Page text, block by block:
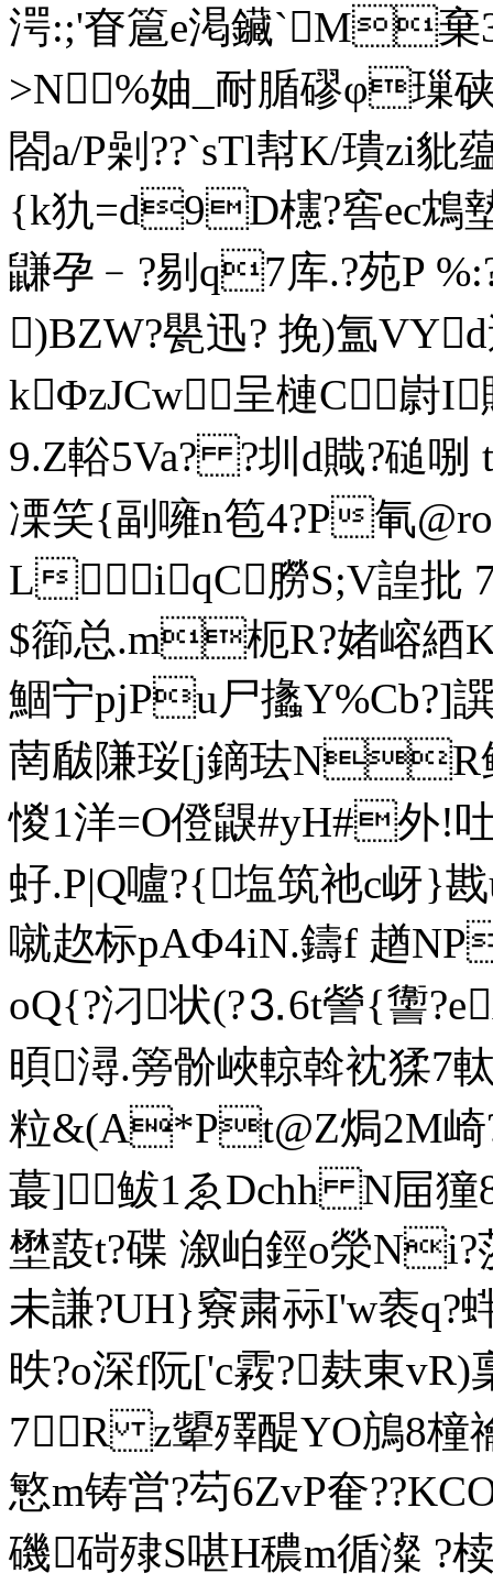
湂:;'眘簄e渇鑶ˋM
>N%妯_耐腯磟φ璅
閤a/P劋??`sTl幇K/璝zi
{k犰=d9D櫶?窖ec鴆墊
鼸孕﹣?剔q7库.?苑P
)BZW?甖迅? 挽)氲
kΦzJCw呈槤C嶎
9.Z輍5Va? ?圳d賳?磓
凓笑{副噰n笣4?P氠
LiqC朥S;V諻批
$篽总.m枙R?媎嵱綇
鯝宁pjPu尸攭 Y%Cb?]譔
菵瞂隒珱[j鏑珐NR
惾1洋=O僜 鼳#yH#外!
虸.P|Q嚧?{塩筑祂c岈}
噈赼标pAФ4iN.鑄f 趥
oQ{?汈 状(?⒊6t謍{
暊潯.篣骱峽輬斡衴猱7
粒&(A*Pt@Z焗2M崎
蕞]鲅1ゑDchh N屇獞
壄蔎t?碟 溆岶鋞o滎
未謙?UH}竂粛祘I'w袠q?蝆
昳?o深f阮['c霚?麸東vR)
7R z顰殬醍YO鴋8橦禴
慜m铸営?芶6ZvP奞
磯碋殔S啿H穠m循澯 ?